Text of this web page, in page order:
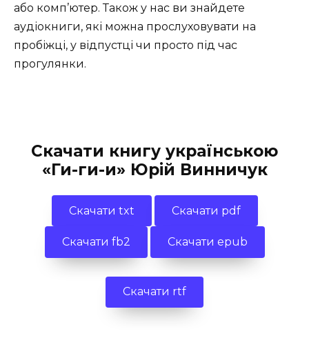
або комп’ютер. Також у нас ви знайдете
аудіокниги, які можна прослуховувати на
пробіжці, у відпустці чи просто під час
прогулянки.
Скачати книгу українською
«Ги-ги-и» Юрій Винничук
Скачати txt Скачати pdf
Скачати fb2 Скачати epub
Скачати rtf